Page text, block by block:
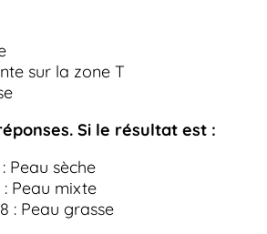
sur la zone T
Si le résultat est :
Peau sèche
: Peau mixte
: Peau grasse